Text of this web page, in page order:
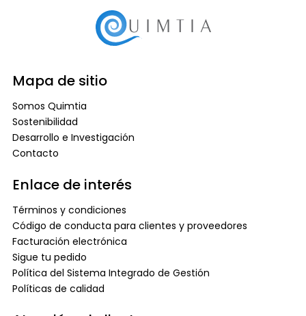
Mapa de sitio
Somos Quimtia
Sostenibilidad
Desarrollo e Investigación
Contacto
Enlace de interés
Términos y condiciones
Código de conducta para clientes y proveedores
Facturación electrónica
Sigue tu pedido
Política del Sistema Integrado de Gestión
Políticas de calidad